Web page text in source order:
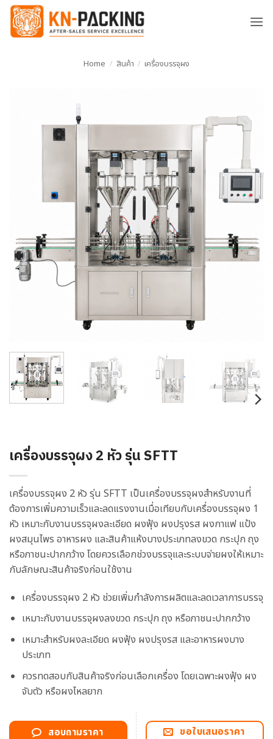
ข้าม
ยัง
Home / สินค้า / เครื่องบรรจุผง
เครื่องบรรจุผง 2 หัว รุ่น SFTT
เครื่องบรรจุผง 2 หัว รุ่น SFTT เป็นเครื่องบรรจุผงสำหรับงานที่
ต้องการเพิ่มความเร็วและลดแรงงานเมื่อเทียบกับเครื่องบรรจุผง 1
หัว เหมาะกับงานบรรจุผงละเอียด ผงฟุ้ง ผงปรุงรส ผงกาแฟ แป้ง
ผงสมุนไพร อาหารผง และสินค้าแห้งบางประเภทลงขวด กระปุก ถุง
หรือภาชนะปากกว้าง โดยควรเลือกช่วงบรรจุและระบบจ่ายผงให้เหมาะ
กับลักษณะสินค้าจริงก่อนใช้งาน
เครื่องบรรจุผง 2 หัว ช่วยเพิ่มกำลังการผลิตและลดเวลาการบรรจุ
เหมาะกับงานบรรจุผงลงขวด กระปุก ถุง หรือภาชนะปากกว้าง
เหมาะสำหรับผงละเอียด ผงฟุ้ง ผงปรุงรส และอาหารผงบาง
ประเภท
ควรทดสอบกับสินค้าจริงก่อนเลือกเครื่อง โดยเฉพาะผงฟุ้ง ผง
จับตัว หรือผงไหลยาก
สอบถามราคา ขอใบเสนอราคา